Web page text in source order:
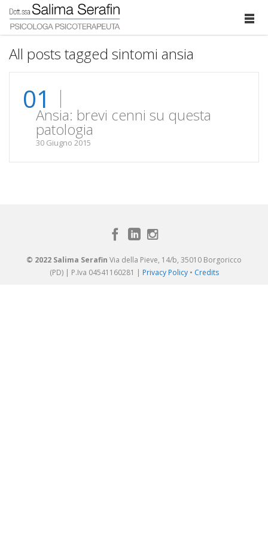
All posts tagged sintomi ansia
01Ansia: brevi cenni su questa
patologia
30 Giugno 2015
© 2022 Salima Serafin Via della Pieve, 14/b, 35010 Borgoricco
(PD) | P.Iva 04541160281 | Privacy Policy• Credits